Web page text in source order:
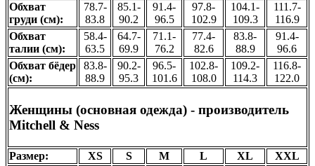
Обхват
груди (см):
78.7-
83.8
85.1-
90.2
91.4-
96.5
97.8-
102.9
104.1-
109.3
111.7-
116.9
Обхват
талии (см):
58.4-
63.5
64.7-
69.9
71.1-
76.2
77.4-
82.6
83.8-
88.9
91.4-
96.6
Обхват бёдер
(см):
83.8-
88.9
90.2-
95.3
96.5-
101.6
102.8-
108.0
109.2-
114.3
116.8-
122.0
Женщины (основная одежда) - производитель
Mitchell & Ness
Размер: XS S M L XL
XXL